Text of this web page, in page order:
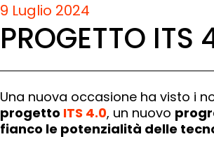
9 Luglio 2024
PROGETTO
Una nuova occasione ha visto i
progetto ITS 4.0, un nuovo
fianco le potenzialità delle